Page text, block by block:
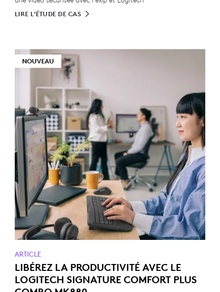
LIRE L’ÉTUDE DE CAS
NOUVEAU
ARTICLE
LIBÉREZ LA PRODUCTIVITÉ AVEC LE
LOGITECH SIGNATURE COMFORT PLUS